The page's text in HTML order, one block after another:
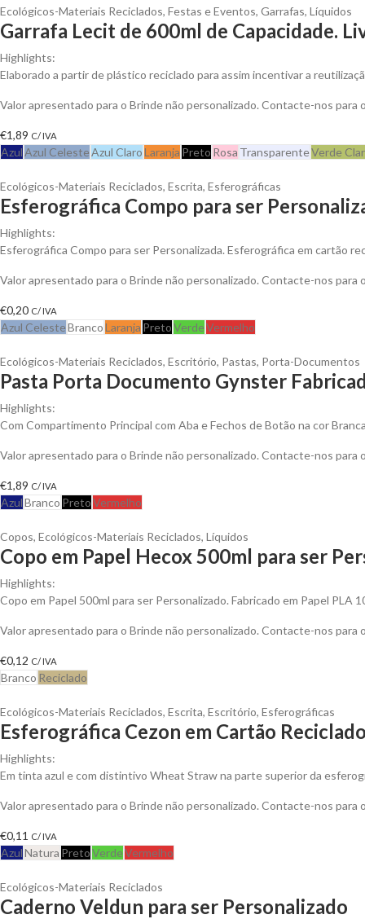
Ecológicos-Materiais Reciclados, Festas e Eventos, Garrafas, Líquidos
Garrafa Lecit de 600ml de Capacidade.
Highlights:
Elaborado a partir de plástico reciclado para assim incentivar a
Valor apresentado para o Brinde não personalizado. Contacte-nos
€1,89 C/ IVA
AzulAzul CelesteAzul ClaroLaranja Preto Rosa TransparenteVerde
Ecológicos-Materiais Reciclados, Escrita, Esferográficas
Esferográfica Compo para ser
Highlights:
Esferográfica Compo para ser Personalizada. Esferográfica em cartão
Valor apresentado para o Brinde não personalizado. Contacte-nos
€0,20 C/ IVA
Azul CelesteBrancoLaranja PretoVerdeVermelho
Ecológicos-Materiais Reciclados, Escritório, Pastas, Porta-Documentos
Pasta Porta Documento Gynster
Highlights:
Com Compartimento Principal com Aba e Fechos de Botão na cor
Valor apresentado para o Brinde não personalizado. Contacte-nos
€1,89 C/ IVA
AzulBranco PretoVermelho
Copos, Ecológicos-Materiais Reciclados, Líquidos
Copo em Papel Hecox 500ml para ser
Highlights:
Copo em Papel 500ml para ser Personalizado. Fabricado em Papel
Valor apresentado para o Brinde não personalizado. Contacte-nos
€0,12 C/ IVA
Branco Reciclado
Ecológicos-Materiais Reciclados, Escrita, Escritório, Esferográficas
Esferográfica Cezon em Cartão
Highlights:
Em tinta azul e com distintivo Wheat Straw na parte superior da
Valor apresentado para o Brinde não personalizado. Contacte-nos
€0,11 C/ IVA
AzulNatura PretoVerdeVermelho
Ecológicos-Materiais Reciclados
Caderno Veldun para ser Personalizado